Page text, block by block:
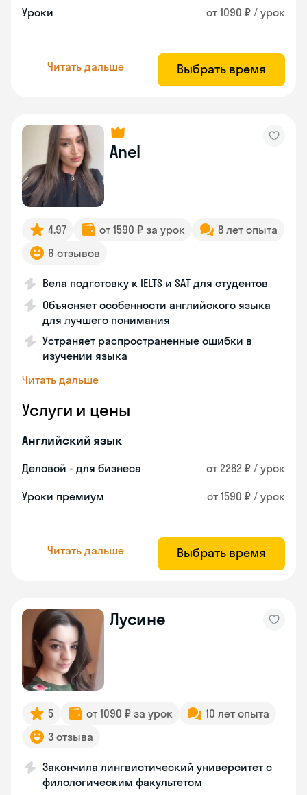
Уроки от 1090 ₽ / урок
Читать дальше Выбрать время
Anel
4.97 от 1590 ₽ за урок
8 лет опыта
6 отзывов
Вела подготовку к IELTS и SAT для студентов
Объясняет особенности английского языка
для лучшего понимания
Устраняет распространенные ошибки в
изучении языка
Читать дальше
Услуги и цены
Английский язык
Деловой - для бизнеса от 2282 ₽ / урок
Уроки премиум от 1590 ₽ / урок
Читать дальше Выбрать время
Лусине
5 от 1090 ₽ за урок
10 лет опыта
3 отзыва
Закончила лингвистический университет с
филологическим факультетом